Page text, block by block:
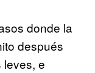
donde la
después
e